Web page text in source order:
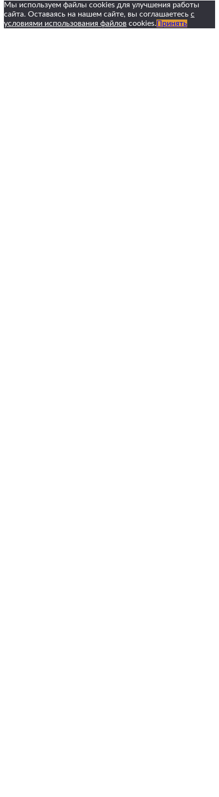
Мы используем файлы cookies для улучшения работы
сайта. Оставаясь на нашем сайте, вы соглашаетесь с
условиями использования файлов cookies. Принять